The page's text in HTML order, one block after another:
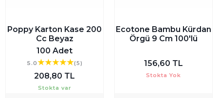
Poppy Karton Kase 200
Cc Beyaz
100 Adet
5.0 (5)
208,80 TL
Stokta var
Ecotone Bambu Kürdan
Örgü 9 Cm 100'lü
156,60 TL
Stokta Yok